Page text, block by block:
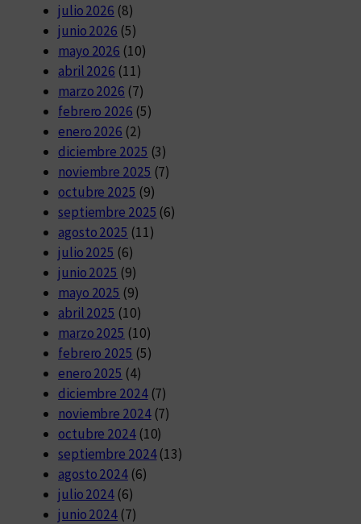
julio 2026 (8)
junio 2026 (5)
mayo 2026 (10)
abril 2026 (11)
marzo 2026 (7)
febrero 2026 (5)
enero 2026 (2)
diciembre 2025 (3)
noviembre 2025 (7)
octubre 2025 (9)
septiembre 2025 (6)
agosto 2025 (11)
julio 2025 (6)
junio 2025 (9)
mayo 2025 (9)
abril 2025 (10)
marzo 2025 (10)
febrero 2025 (5)
enero 2025 (4)
diciembre 2024(7)
noviembre 2024(7)
octubre 2024(10)
septiembre 2024(13)
agosto 2024(6)
julio 2024 (6)
junio 2024 (7)